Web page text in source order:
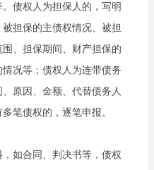
债权人为担保人的，写明
担保的主债权情况、被担
、担保期间、财产担保的
况等；债权人为连带债务
原因、金额、代替债务人
笔债权的，逐笔申报。
如合同、判决书等，债权